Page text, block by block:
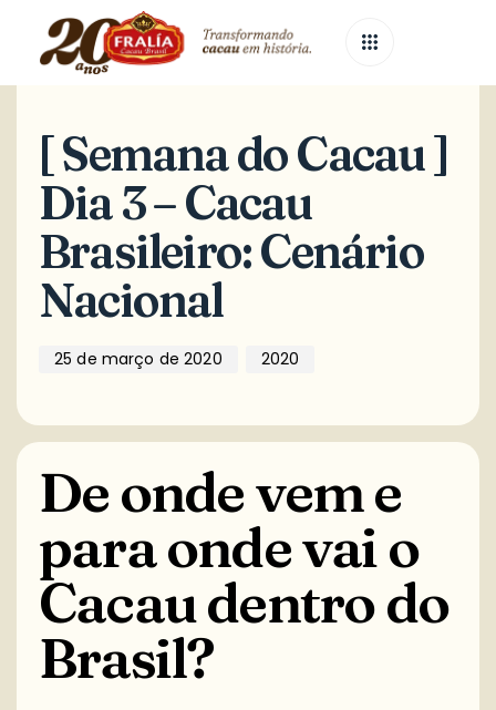
[ Semana do Cacau ]
Dia 3 – Cacau
Brasileiro: Cenário
Nacional
25 de março de 2020 2020
De onde vem e
para onde vai o
Cacau dentro do
Brasil?